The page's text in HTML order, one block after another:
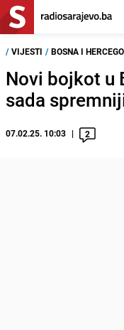
/ VIJESTI / BOSNA I
Novi bojkot u
sada
07.02.25. 10:03 2